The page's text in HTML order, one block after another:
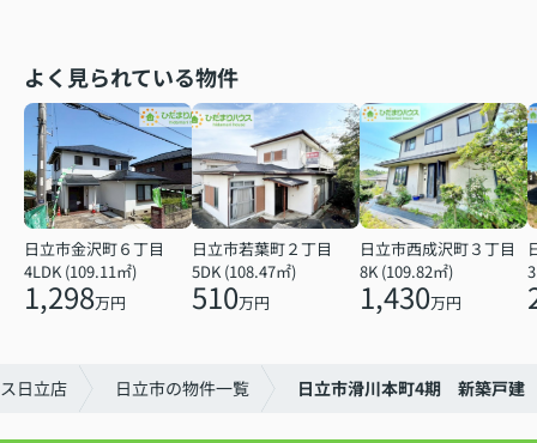
よく見られている物件
日立市金沢町６丁目
4LDK (109.11㎡)
1,298万円
日立市若葉町２丁目
5DK (108.47㎡)
510万円
日立市西成沢町３丁目
8K (109.82㎡)
1,430万円
日立店 日立市の物件一覧 日立市滑川本町4期 新築戸建